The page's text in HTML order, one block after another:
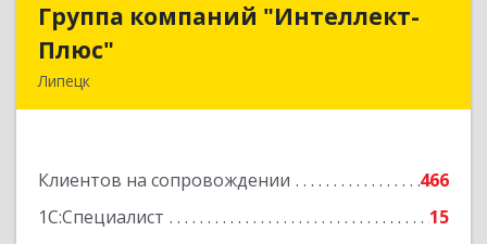
Группа компаний "Интеллект-
Плюс"
Липецк
Клиентов на сопровождении
466
1С:Специалист
15
Группа компаний "Интеллект-
Подробнее